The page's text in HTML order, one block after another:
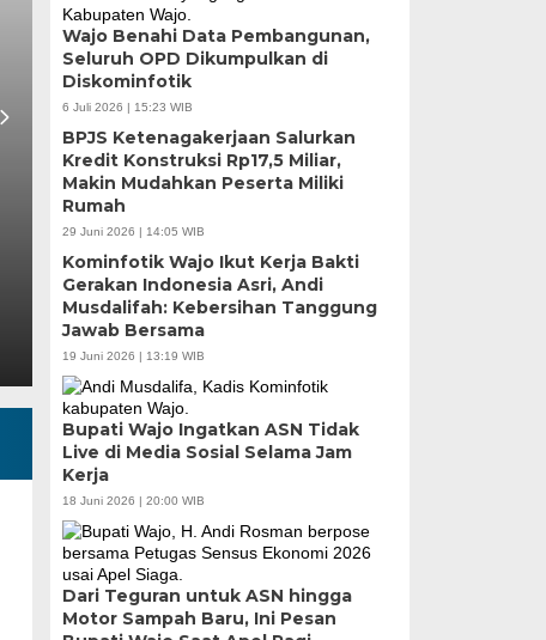
Wali Kota Munafri
Pangan Tinjau
Nelayan Merah
Rabu, 5 Agu 2026 - 07:32 WIB
MEDIASINERGI.CO MAKASSAR — Wali Kota
Koordinator Bidang Pangan, Zulkifli Hasan,
Wajo Benahi Data Pembangunan,
Seluruh OPD Dikumpulkan di
Diskominfotik
6 Juli 2026 | 15:23 WIB
BPJS Ketenagakerjaan Salurkan
Kredit Konstruksi Rp17,5 Miliar,
Makin Mudahkan Peserta Miliki
Rumah
29 Juni 2026 | 14:05 WIB
Kominfotik Wajo Ikut Kerja Bakti
Gerakan Indonesia Asri, Andi
Musdalifah: Kebersihan Tanggung
Jawab Bersama
19 Juni 2026 | 13:19 WIB
Bupati Wajo Ingatkan ASN Tidak
Live di Media Sosial Selama Jam
Kerja
18 Juni 2026 | 20:00 WIB
Dari Teguran untuk ASN hingga
Motor Sampah Baru, Ini Pesan